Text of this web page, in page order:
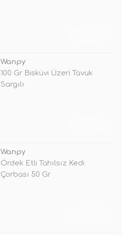
Wanpy
100 Gr Bisküvi Üzeri Tavuk
Sargılı
Wanpy
Ördek Etli Tahılsız Kedi
Çorbası 50 Gr